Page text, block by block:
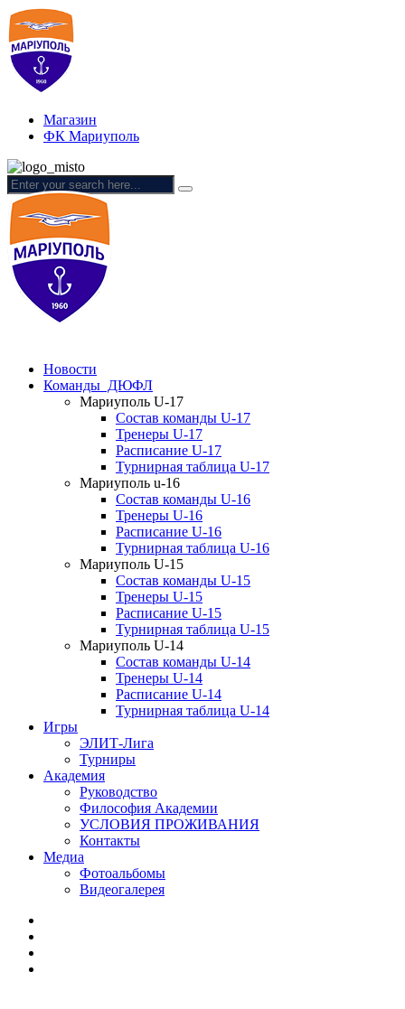
Магазин
ФК Мариуполь
Новости
Команды ДЮФЛ
Мариуполь U-17
Состав команды U-17
Тренеры U-17
Расписание U-17
Турнирная таблица U-17
Мариуполь u-16
Состав команды U-16
Тренеры U-16
Расписание U-16
Турнирная таблица U-16
Мариуполь U-15
Состав команды U-15
Тренеры U-15
Расписание U-15
Турнирная таблица U-15
Мариуполь U-14
Состав команды U-14
Тренеры U-14
Расписание U-14
Турнирная таблица U-14
Игры
ЭЛИТ-Лига
Турниры
Академия
Руководство
Философия Академии
УСЛОВИЯ ПРОЖИВАНИЯ
Контакты
Медиа
Фотоальбомы
Видеогалерея